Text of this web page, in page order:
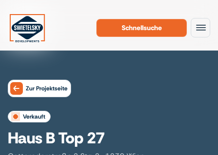
Zum Inhalt Schnellsuche
Zur Projektseite
verkauft
Haus B Top 27